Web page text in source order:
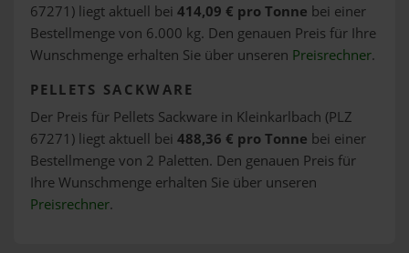
67271) liegt aktuell bei 414,09 € pro Tonne bei einer
Bestellmenge von 6.000 kg. Den genauen Preis für Ihre
Wunschmenge erhalten Sie über unseren Preisrechner.
PELLETS SACKWARE
Der Preis für Pellets Sackware in Kleinkarlbach (PLZ
67271) liegt aktuell bei 488,36 € pro Tonne bei einer
Bestellmenge von 2 Paletten. Den genauen Preis für
Ihre Wunschmenge erhalten Sie über unseren
Preisrechner.